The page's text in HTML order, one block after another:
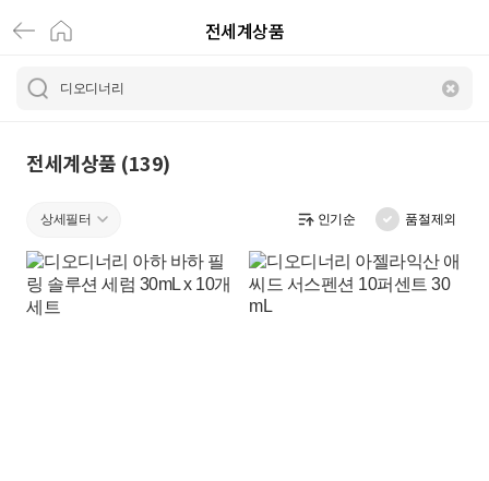
디
오
너
전
세
전세계상품
전세계상품 (139)
상세필터 인기순 품절제외